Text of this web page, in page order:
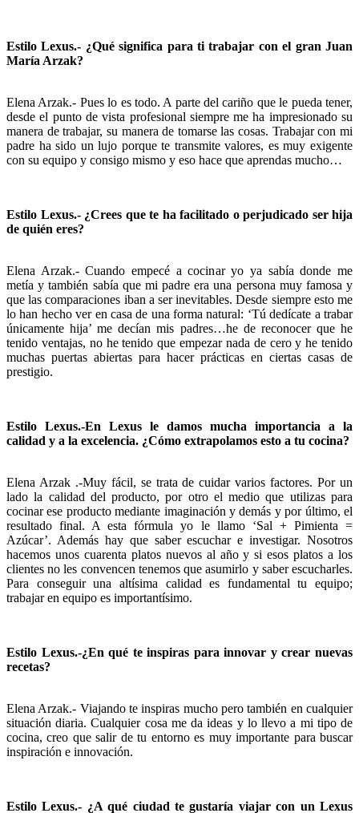
Estilo Lexus.- ¿Qué significa para ti trabajar con el gran Juan
María Arzak?
Elena Arzak.- Pues lo es todo. A parte del cariño que le pueda tener,
desde el punto de vista profesional siempre me ha impresionado su
manera de trabajar, su manera de tomarse las cosas. Trabajar con mi
padre ha sido un lujo porque te transmite valores, es muy exigente
con su equipo y consigo mismo y eso hace que aprendas mucho…
Estilo Lexus.- ¿Crees que te ha facilitado o perjudicado ser hija
de quién eres?
Elena Arzak.- Cuando empecé a cocinar yo ya sabía donde me
metía y también sabía que mi padre era una persona muy famosa y
que las comparaciones iban a ser inevitables. Desde siempre esto me
lo han hecho ver en casa de una forma natural: ‘Tú dedícate a trabar
únicamente hija’ me decían mis padres…he de reconocer que he
tenido ventajas, no he tenido que empezar nada de cero y he tenido
muchas puertas abiertas para hacer prácticas en ciertas casas de
prestigio.
Estilo Lexus.-En Lexus le damos mucha importancia a la
calidad y a la excelencia. ¿Cómo extrapolamos esto a tu cocina?
Elena Arzak .-Muy fácil, se trata de cuidar varios factores. Por un
lado la calidad del producto, por otro el medio que utilizas para
cocinar ese producto mediante imaginación y demás y por último, el
resultado final. A esta fórmula yo le llamo ‘Sal + Pimienta =
Azúcar’. Además hay que saber escuchar e investigar. Nosotros
hacemos unos cuarenta platos nuevos al año y si esos platos a los
clientes no les convencen tenemos que asumirlo y saber escucharles.
Para conseguir una altísima calidad es fundamental tu equipo;
trabajar en equipo es importantísimo.
Estilo Lexus.-¿En qué te inspiras para innovar y crear nuevas
recetas?
Elena Arzak.- Viajando te inspiras mucho pero también en cualquier
situación diaria. Cualquier cosa me da ideas y lo llevo a mi tipo de
cocina, creo que salir de tu entorno es muy importante para buscar
inspiración e innovación.
Estilo Lexus.- ¿A qué ciudad te gustaría viajar con un Lexus